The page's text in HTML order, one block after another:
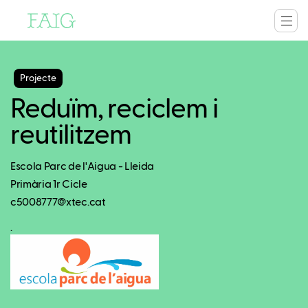
Projecte
Reduïm, reciclem i
reutilitzem
Escola Parc de l'Aigua - Lleida
Primària 1r Cicle
c5008777@xtec.cat
.